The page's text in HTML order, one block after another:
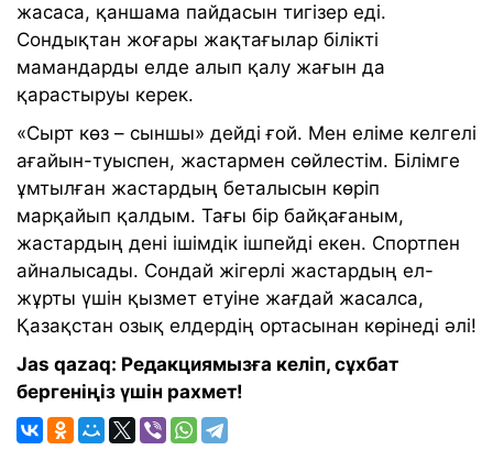
жасаса, қаншама пайдасын тигізер еді.
Сондықтан жоғары жақтағылар білікті
мамандарды елде алып қалу жағын да
қарастыруы керек.
«Сырт көз – сыншы» дейді ғой. Мен еліме келгелі
ағайын-туыспен, жастармен сөйлестім. Білімге
ұмтылған жастардың беталысын көріп
марқайып қалдым. Тағы бір байқағаным,
жастардың дені ішімдік ішпейді екен. Спортпен
айналысады. Сондай жігерлі жастардың ел-
жұрты үшін қызмет етуіне жағдай жасалса,
Қазақстан озық елдердің ортасынан көрінеді әлі!
Jas qazaq: Редакциямызға келіп, сұхбат
бергеніңіз үшін рахмет!